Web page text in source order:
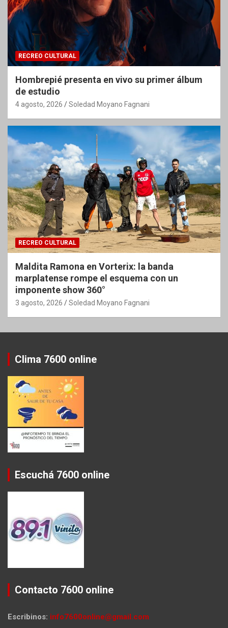
RECREO CULTURAL
Hombrepié presenta en vivo su primer álbum
de estudio
4 agosto, 2026 Soledad Moyano Fagnani
RECREO CULTURAL
Maldita Ramona en Vorterix: la banda
marplatense rompe el esquema con un
imponente show 360°
3 agosto, 2026 Soledad Moyano Fagnani
Clima 7600 online
Escuchá 7600 online
Contacto 7600 online
Escribinos: info7600online@gmail.com